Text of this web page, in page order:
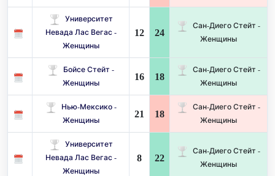
Университет
Невада Лас Вегас -
Женщины
12 24
Сан-Диего Стейт -
Женщины
Бойсе Стейт -
Женщины
16 18
Сан-Диего Стейт -
Женщины
Нью-Мексико -
Женщины
21 18
Сан-Диего Стейт -
Женщины
Университет
Невада Лас Вегас -
Женщины
8 22
Сан-Диего Стейт -
Женщины